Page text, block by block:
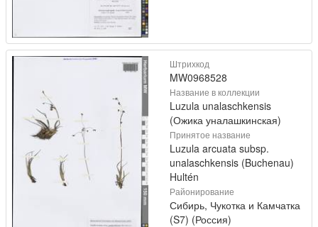
Штрихкод
MW0968528
Название в коллекции
Luzula unalaschkensis
(Ожика уналашкинская)
Принятое название
Luzula arcuata subsp.
unalaschkensis (Buchenau)
Hultén
Районирование
Сибирь, Чукотка и Камчатка
(S7) (Россия)